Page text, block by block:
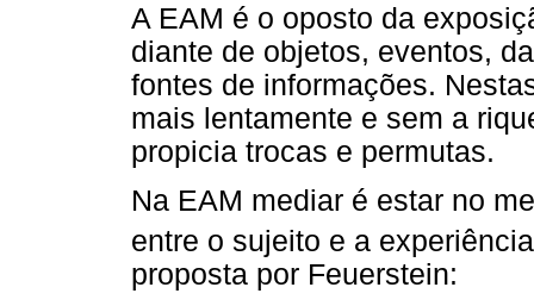
A EAM é o oposto da
diante de objetos, eventos,
fontes de informações.
mais lentamente e sem a
propicia trocas e permutas.
Na EAM mediar é estar no
entre o sujeito e a
proposta por Feuerstein: